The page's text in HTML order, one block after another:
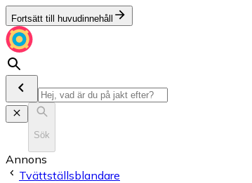
Fortsätt till huvudinnehåll
Sök
Annons
Tvättställsblandare